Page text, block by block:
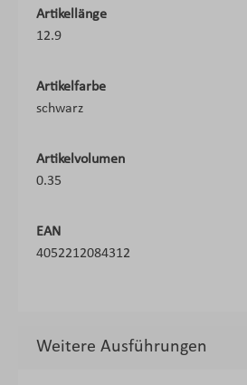
Artikellänge
12.9
Artikelfarbe
schwarz
Artikelvolumen
0.35
EAN
4052212084312
Weitere Ausführungen